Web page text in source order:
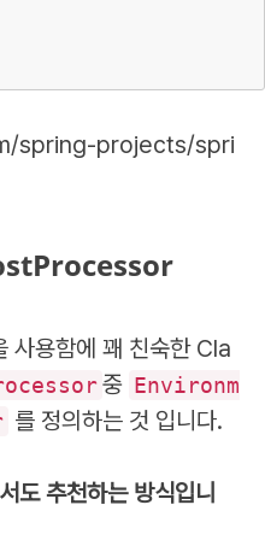
spring-projects/spri
용함에 꽤 친숙한 Cla
중 Environm
를 정의하는 것 입니다.
도 추천하는 방식입니